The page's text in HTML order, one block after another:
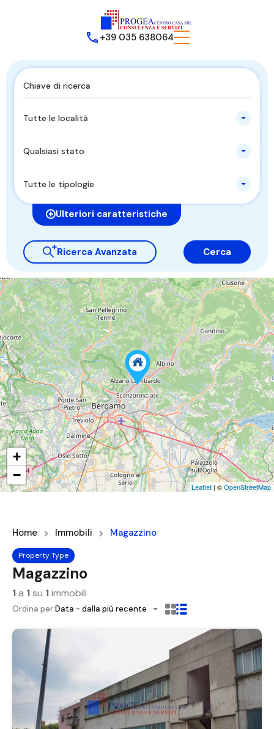
+39 035 638064
Tutte le località
Qualsiasi stato
Tutte le tipologie
Ulteriori caratteristiche
Ricerca Avanzata Cerca
+
−
Leaflet | ©OpenStreetMap
Home Immobili Magazzino
Property Type
Magazzino
1a 1su 1immobili
Ordina per:Data - dalla più recente